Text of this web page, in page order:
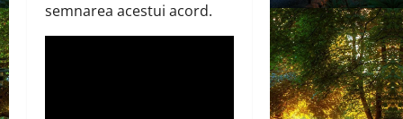
semnarea acestui acord.